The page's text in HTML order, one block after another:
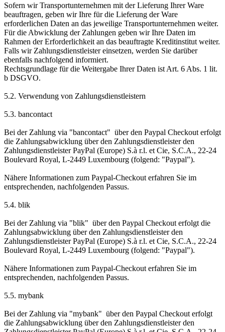
Sofern wir Transportunternehmen mit der Lieferung Ihrer Ware
beauftragen, geben wir Ihre für die Lieferung der Ware
erforderlichen Daten an das jeweilige Transportunternehmen weiter.
Für die Abwicklung der Zahlungen geben wir Ihre Daten im
Rahmen der Erforderlichkeit an das beauftragte Kreditinstitut weiter.
Falls wir Zahlungsdienstleister einsetzen, werden Sie darüber
ebenfalls nachfolgend informiert.
Rechtsgrundlage für die Weitergabe Ihrer Daten ist Art. 6 Abs. 1 lit.
b DSGVO.
5.2. Verwendung von Zahlungsdienstleistern
5.3. bancontact
Bei der Zahlung via "bancontact" über den Paypal Checkout erfolgt
die Zahlungsabwicklung über den Zahlungsdienstleister den
Zahlungsdienstleister PayPal (Europe) S.à r.l. et Cie, S.C.A., 22-24
Boulevard Royal, L-2449 Luxembourg (folgend: "Paypal").
Nähere Informationen zum Paypal-Checkout erfahren Sie im
entsprechenden, nachfolgenden Passus.
5.4. blik
Bei der Zahlung via "blik" über den Paypal Checkout erfolgt die
Zahlungsabwicklung über den Zahlungsdienstleister den
Zahlungsdienstleister PayPal (Europe) S.à r.l. et Cie, S.C.A., 22-24
Boulevard Royal, L-2449 Luxembourg (folgend: "Paypal").
Nähere Informationen zum Paypal-Checkout erfahren Sie im
entsprechenden, nachfolgenden Passus.
5.5. mybank
Bei der Zahlung via "mybank" über den Paypal Checkout erfolgt
die Zahlungsabwicklung über den Zahlungsdienstleister den